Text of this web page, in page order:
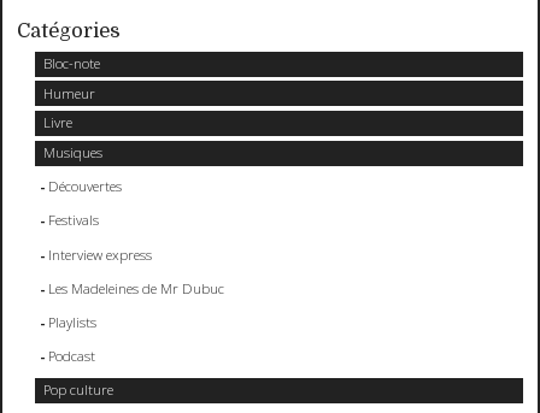
Catégories
Bloc-note
Humeur
Livre
Musiques
Découvertes
Festivals
Interview express
Les Madeleines de Mr Dubuc
Playlists
Podcast
Pop culture